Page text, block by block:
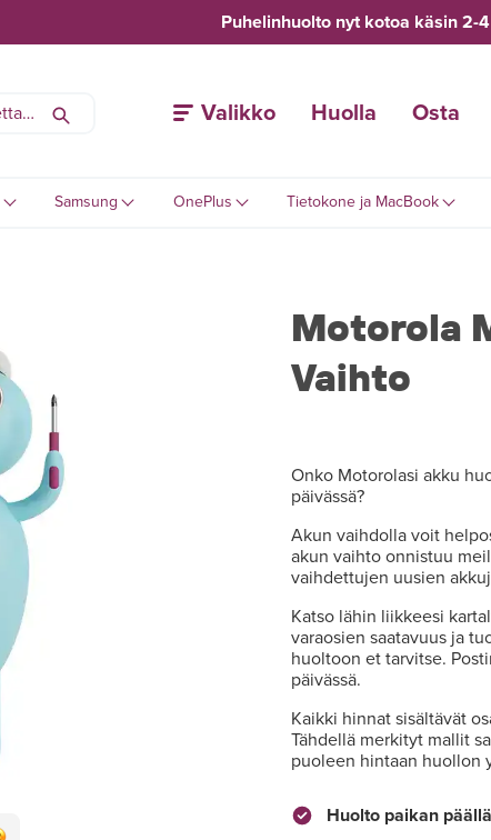
Puhelinhuolto nyt kotoa käsin 2-
Valikko Huolla Osta
Samsung OnePlus Tietokone ja MacBook
Motorola
Vaihto
Onko Motorolasi akku
päivässä?
Akun vaihdolla voit
akun vaihto onnistuu
vaihdettujen uusien
Katso lähin liikkeesi
varaosien saatavuus ja
huoltoon et tarvitse.
päivässä.
Kaikki hinnat sisältävät
Tähdellä merkityt mallit
puoleen hintaan huollon
Huolto paikan päällä